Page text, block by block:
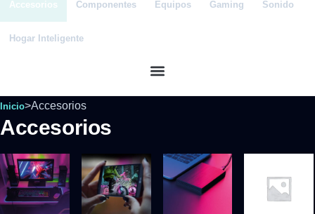
Accesorios Componentes Equipos Gaming Sonido
Hogar Inteligente
Inicio>Accesorios
Accesorios